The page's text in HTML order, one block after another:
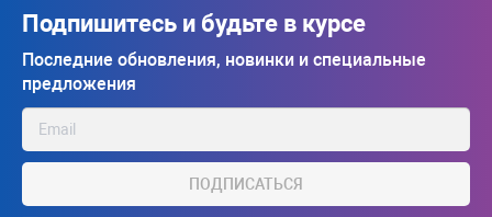
Подпишитесь и будьте в курсе
Последние обновления, новинки и специальные
предложения
ПОДПИСАТЬСЯ